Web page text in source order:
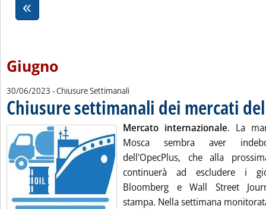
Giugno
30/06/2023 - Chiusure Settimanali
Chiusure settimanali dei mercati
Mercato internazionale. La
Mosca sembra aver
dell'OpecPlus, che alla
continuerà ad escludere i
Bloomberg e Wall Street
stampa. Nella settimana